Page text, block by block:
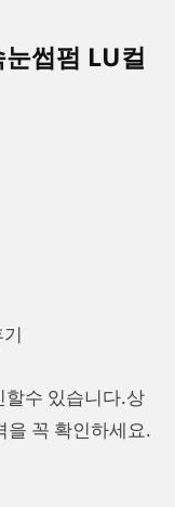
썹펌 LU컬
할수 있습니다.상
을 꼭 확인하세요.